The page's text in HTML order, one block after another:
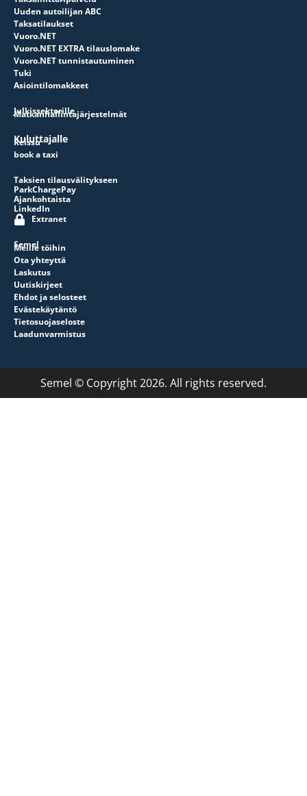
Uuden autoilijan ABC
Taksatilaukset
Vuoro.NET
Vuoro.NET EXTRA tilauslomake
Vuoro.NET tunnistautuminen
Tuki
Asiointilomakkeet
Julkissektorille
Matkanhallintajärjestelmät
Kuluttajalle
Reissu
book a taxi
Taksien tilausvälitykseen
ParkChargePay
Ajankohtaista
LinkedIn
Extranet
Semel
Meille töihin
Ota yhteyttä
Laskutus
Uutiskirjeet
Ehdot ja selosteet
Evästekäytäntö
Tietosuojaseloste
Laadunvarmistus
Semel © Copyright 2026. All rights reserved.